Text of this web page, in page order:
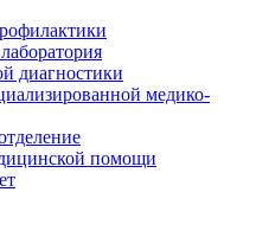
диагностики
медико-
помощи